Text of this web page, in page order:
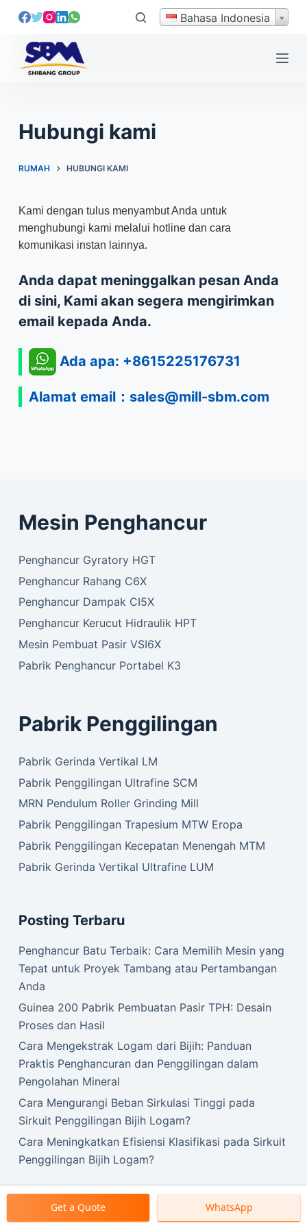
L
o
n
Bahasa Indonesia
Hubungi kami
RUMAH HUBUNGI KAMI
Kami dengan tulus menyambut Anda untuk
menghubungi kami melalui hotline dan cara
komunikasi instan lainnya.
Anda dapat meninggalkan pesan Anda
di sini, Kami akan segera mengirimkan
email kepada Anda.
Ada apa: +8615225176731
Alamat email： sales@mill-sbm.com
Mesin Penghancur
Penghancur Gyratory HGT
Penghancur Rahang C6X
Penghancur Dampak CI5X
Penghancur Kerucut Hidraulik HPT
Mesin Pembuat Pasir VSI6X
Pabrik Penghancur Portabel K3
Pabrik Penggilingan
Pabrik Gerinda Vertikal LM
Pabrik Penggilingan Ultrafine SCM
MRN Pendulum Roller Grinding Mill
Pabrik Penggilingan Trapesium MTW Eropa
Pabrik Penggilingan Kecepatan Menengah MTM
Pabrik Gerinda Vertikal Ultrafine LUM
Posting Terbaru
Penghancur Batu Terbaik: Cara Memilih Mesin yang
Tepat untuk Proyek Tambang atau Pertambangan
Anda
Guinea 200 Pabrik Pembuatan Pasir TPH: Desain
Proses dan Hasil
Cara Mengekstrak Logam dari Bijih: Panduan
Praktis Penghancuran dan Penggilingan dalam
Pengolahan Mineral
Cara Mengurangi Beban Sirkulasi Tinggi pada
Sirkuit Penggilingan Bijih Logam?
Cara Meningkatkan Efisiensi Klasifikasi pada Sirkuit
Penggilingan Bijih Logam?
Hak Cipta © 2026 Mesin SBM.
Get a Quote WhatsApp